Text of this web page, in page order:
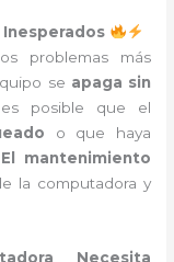
problemas más
se apaga sin
es posible que el
o que haya
El mantenimiento
la computadora y
Necesita